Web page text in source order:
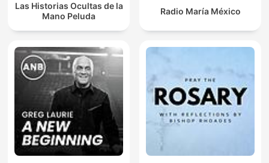
Las Historias Ocultas de la
Mano Peluda
Radio María México